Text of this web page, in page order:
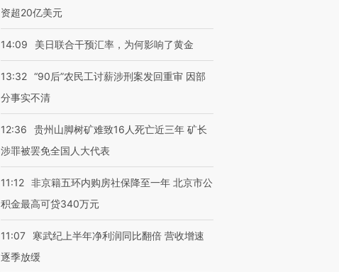
资超20亿美元
14:09 美日联合干预汇率，为何影响了黄金
13:32 “90后”农民工讨薪涉刑案发回重审 因部
分事实不清
12:36
贵州山脚树矿难致16人死亡近三年 矿长
涉罪被罢免全国人大代表
11:12 非京籍五环内购房社保降至一年 北京市公
积金最高可贷340万元
11:07
寒武纪上半年净利润同比翻倍 营收增速
逐季放缓